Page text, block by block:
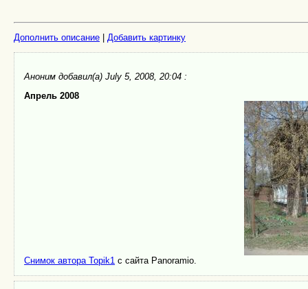
Дополнить описание Добавить картинку
Аноним добавил(а) July 5, 2008, 20:04 :
Апрель 2008
Снимок автора Topik1 с сайта Panoramio.